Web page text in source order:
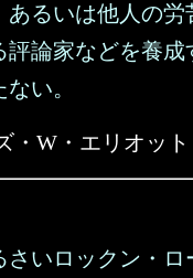
あるいは他人の労
評論家などを養成
い。
・W・エリオット
さいロックン・ロ